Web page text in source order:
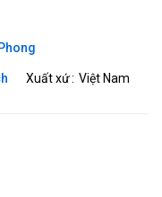
Xuất xứ Việt Nam